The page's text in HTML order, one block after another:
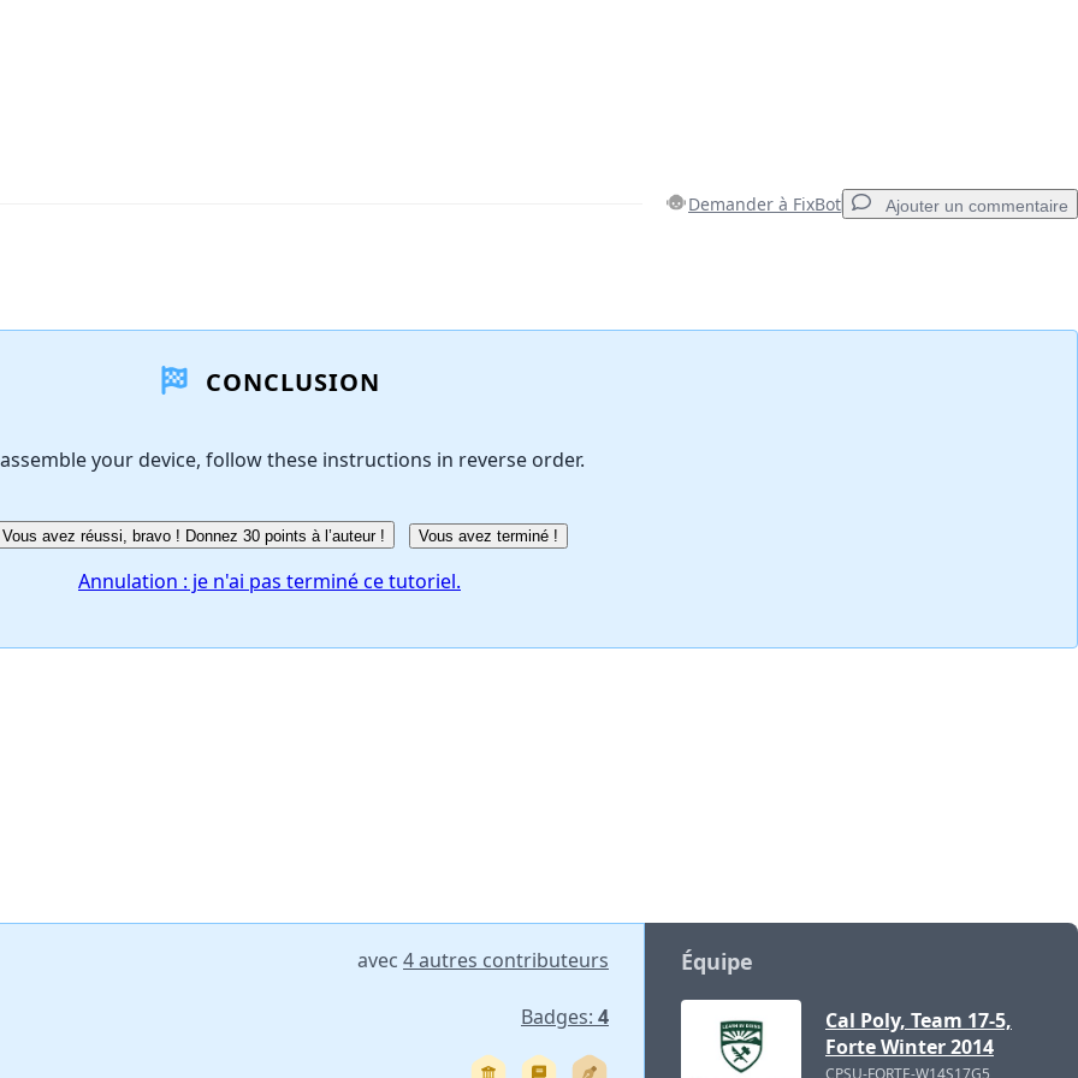
Demander à FixBot Ajouter un commentaire
CONCLUSION
your device, follow these instructions in reverse order.
Vous avez réussi, bravo ! Donnez 30 points à l’auteur ! Vous avez terminé !
Annulation : je n'ai pas terminé ce tutoriel.
avec 4 autres contributeurs
Badges: 4
Équipe
Cal Poly, Team 17-5,
Forte Winter 2014
CPSU-FORTE-W14S17G5